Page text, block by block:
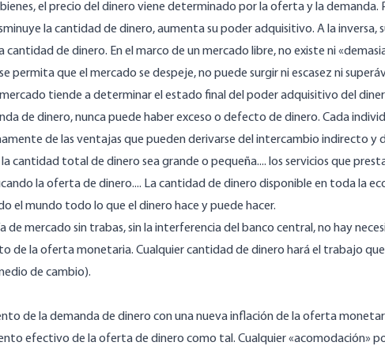
el precio del dinero viene determinado por la oferta y la demanda.
la cantidad de dinero, aumenta su poder adquisitivo. A la inversa,
cantidad de dinero. En el marco de un mercado libre, no existe ni
permita que el mercado se despeje, no puede surgir ni escasez ni
tiende a determinar el estado final del poder adquisitivo del
de dinero, nunca puede haber exceso o defecto de dinero. Cada
de las ventajas que pueden derivarse del intercambio indirecto y
cantidad total de dinero sea grande o pequeña.... los servicios que
la oferta de dinero.... La cantidad de dinero disponible en toda la
el mundo todo lo que el dinero hace y puede hacer.
de mercado sin trabas, sin la interferencia del banco central, no hay
de la oferta monetaria. Cualquier cantidad de dinero hará el trabajo que
de cambio).
de la demanda de dinero con una nueva inflación de la oferta
efectivo de la oferta de dinero como tal. Cualquier «acomodación»